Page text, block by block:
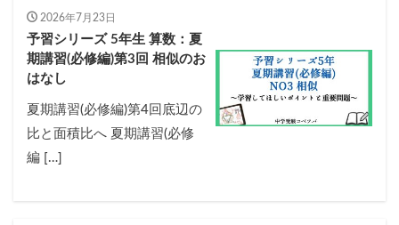
2026年7月23日
予習シリーズ 5年生 算数：夏
期講習(必修編)第3回 相似のお
はなし
夏期講習(必修編)第4回底辺の
比と面積比へ 夏期講習(必修
編 […]